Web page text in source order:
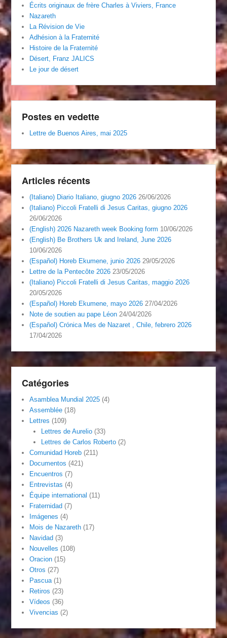
Écrits originaux de frère Charles à Viviers, France
Nazareth
La Révision de Vie
Adhésion à la Fraternité
Histoire de la Fraternité
Désert, Franz JALICS
Le jour de désert
Postes en vedette
Lettre de Buenos Aires, mai 2025
Articles récents
(Italiano) Diario Italiano, giugno 2026 26/06/2026
(Italiano) Piccoli Fratelli di Jesus Caritas, giugno 2026
26/06/2026
(English) 2026 Nazareth week Booking form 10/06/2026
(English) Be Brothers Uk and Ireland, June 2026
10/06/2026
(Español) Horeb Ekumene, junio 2026 29/05/2026
Lettre de la Pentecôte 2026 23/05/2026
(Italiano) Piccoli Fratelli di Jesus Caritas, maggio 2026
20/05/2026
(Español) Horeb Ekumene, mayo 2026 27/04/2026
Note de soutien au pape Léon 24/04/2026
(Español) Crónica Mes de Nazaret , Chile, febrero 2026
17/04/2026
Catégories
Asamblea Mundial 2025 (4)
Assemblée (18)
Lettres (109)
Lettres de Aurelio(33)
Lettres de Carlos Roberto(2)
Comunidad Horeb (211)
Documentos (421)
Encuentros (7)
Entrevistas (4)
Équipe international (11)
Fraternidad (7)
Imágenes (4)
Mois de Nazareth (17)
Navidad (3)
Nouvelles (108)
Oracion (15)
Otros (27)
Pascua(1)
Retiros (23)
Vídeos (36)
Vivencias (2)